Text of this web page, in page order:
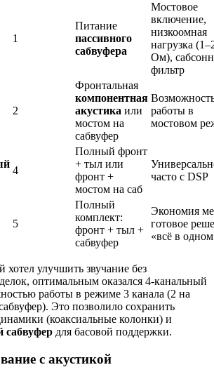
1
Питание
пассивного
сабвуфера
Мостовое
включение,
низкоомная
нагрузка
Ом),
фильтр
2
Фронтальная
компонентная
акустика или
мостом на
сабвуфер
работы в
мостовом
4
Полный фронт
+ тыл или
фронт +
мостом на саб
часто с DSP
5
Полный
комплект:
фронт + тыл +
сабвуфер
Экономия
готовое
«всё в
хотел улучшить звучание без
оптимальным оказался 4-канальный
работы в режиме 3 канала (2 на
Это позволило сохранить
(коаксиальные колонки) и
сабвуфер для басовой поддержки.
с акустикой